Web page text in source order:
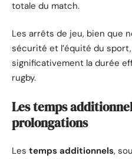
totale du match.
Les arrêts de jeu, bien que
sécurité et l’équité du
significativement la durée
rugby.
Les temps
prolongations
Les temps additionnels,